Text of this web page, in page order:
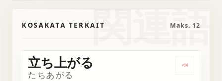
関連語
KOSAKATA TERKAIT Maks. 12
立ち上がる
たちあがる